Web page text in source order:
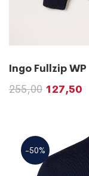
Ingo Fullzip WP
255,00 127,50
-50%